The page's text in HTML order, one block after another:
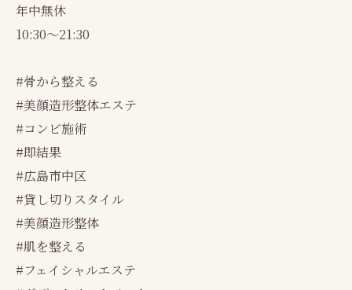
年中無休
10:30～21:30
#骨から整える
#美顔造形整体エステ
#コンビ施術
#即結果
#広島市中区
#貸し切りスタイル
#美顔造形整体
#肌を整える
#フェイシャルエステ